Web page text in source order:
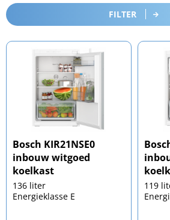
FILTER
Bosch KIR21NSE0
inbouw witgoed
koelkast
136 liter
Energieklasse E
119